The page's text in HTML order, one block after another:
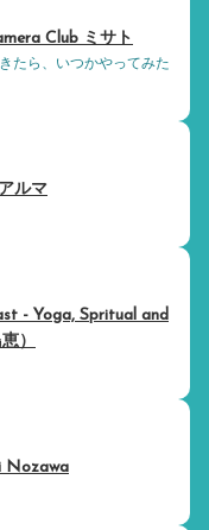
Club ミサト
たら、いつかやってみた
ルマ
- Yoga, Spritual and
）
Nozawa